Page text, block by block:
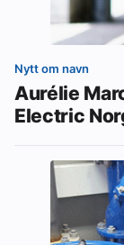
Nytt om navn
Aurélie
Electric